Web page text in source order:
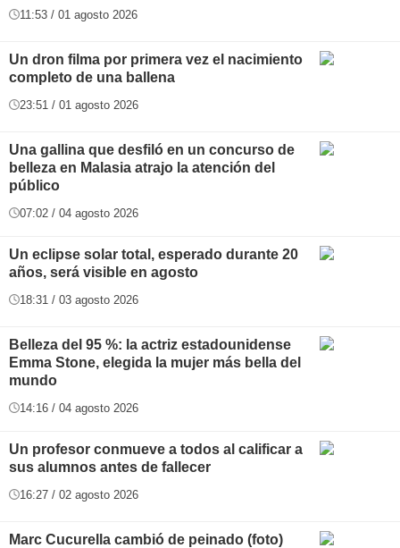
11:53 / 01 agosto 2026
Un dron filma por primera vez el nacimiento
completo de una ballena
23:51 / 01 agosto 2026
Una gallina que desfiló en un concurso de
belleza en Malasia atrajo la atención del
público
07:02 / 04 agosto 2026
Un eclipse solar total, esperado durante 20
años, será visible en agosto
18:31 / 03 agosto 2026
Belleza del 95 %: la actriz estadounidense
Emma Stone, elegida la mujer más bella del
mundo
14:16 / 04 agosto 2026
Un profesor conmueve a todos al calificar a
sus alumnos antes de fallecer
16:27 / 02 agosto 2026
Marc Cucurella cambió de peinado (foto)